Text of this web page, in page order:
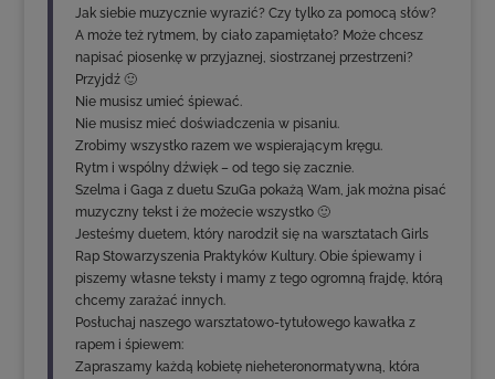
Jak siebie muzycznie wyrazić? Czy tylko za pomocą słów?
A może też rytmem, by ciało zapamiętało? Może chcesz
napisać piosenkę w przyjaznej, siostrzanej przestrzeni?
Przyjdź 🙂
Nie musisz umieć śpiewać.
Nie musisz mieć doświadczenia w pisaniu.
Zrobimy wszystko razem we wspierającym kręgu.
Rytm i wspólny dźwięk – od tego się zacznie.
Szelma i Gaga z duetu SzuGa pokażą Wam, jak można pisać
muzyczny tekst i że możecie wszystko 🙂
Jesteśmy duetem, który narodził się na warsztatach Girls
Rap Stowarzyszenia Praktyków Kultury. Obie śpiewamy i
piszemy własne teksty i mamy z tego ogromną frajdę, którą
chcemy zarażać innych.
Posłuchaj naszego warsztatowo-tytułowego kawałka z
rapem i śpiewem:
Zapraszamy każdą kobietę nieheteronormatywną, która